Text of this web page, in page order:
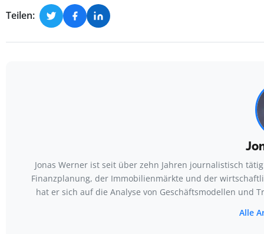
Teilen:
Jonas Werner ist seit über zehn Jahren journalistisch
Finanzplanung, der Immobilienmärkte und der
hat er sich auf die Analyse von Geschäftsmodellen und
Alle